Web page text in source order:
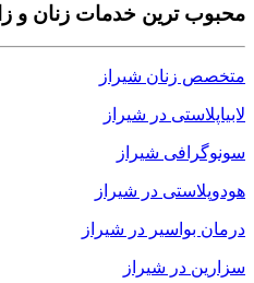
محبوب ترین خدمات زنان و
متخصص زنان شیراز
لابیاپلاستی در شیراز
سونوگرافی شیراز
هودوپلاستی در شیراز
درمان بواسیر در شیراز
سزارین در شیراز